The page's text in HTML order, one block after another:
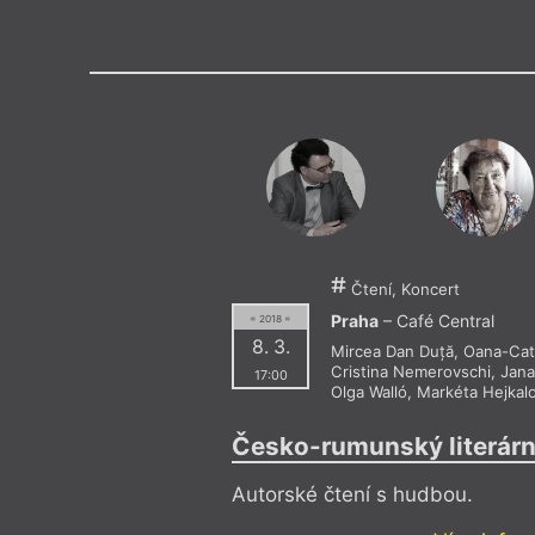
= 2018 =
8. 3.
17:00
Čtení, Koncert
Praha– Café Central
Mircea Dan Duță, Oana-
Cristina Nemerovschi,
Olga Walló, Markéta
Česko-rumunský
Autorské čtení s hudbou.